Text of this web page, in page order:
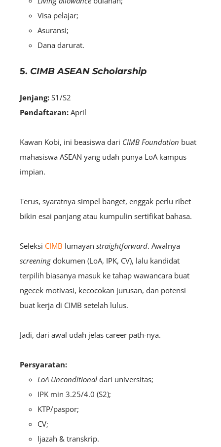
Visa pelajar;
Asuransi;
Dana darurat.
5. CIMB ASEAN Scholarship
Jenjang: S1/S2
Pendaftaran: April
Kawan Kobi, ini beasiswa dari CIMB Foundation buat
mahasiswa ASEAN yang udah punya LoA kampus
impian.
Terus, syaratnya simpel banget, enggak perlu ribet
bikin esai panjang atau kumpulin sertifikat bahasa.
Seleksi CIMB lumayan straightforward. Awalnya
screeningdokumen (LoA, IPK, CV), lalu kandidat
terpilih biasanya masuk ke tahap wawancara buat
ngecek motivasi, kecocokan jurusan, dan potensi
buat kerja di CIMB setelah lulus.
Jadi, dari awal udah jelas career path-nya.
Persyaratan:
LoA Unconditional dari universitas;
IPK min 3.25/4.0 (S2);
KTP/paspor;
CV;
Ijazah & transkrip.